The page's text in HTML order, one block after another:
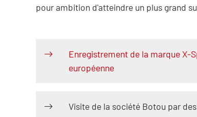
pour ambition d'atteindre un plus grand
Enregistrement de la marque X-
européenne
Visite de la société Botou par